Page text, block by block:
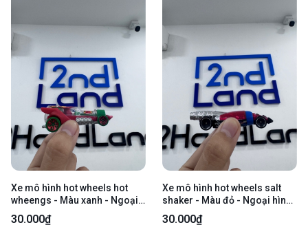
Xe mô hình hot wheels hot
wheengs - Màu xanh - Ngoại
hình 97% - Body
30.000₫
Xe mô hình hot wheels salt
shaker - Màu đỏ - Ngoại hình
97% - Body
30.000₫